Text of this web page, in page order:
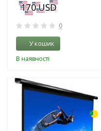
0
У кошик
В наявності